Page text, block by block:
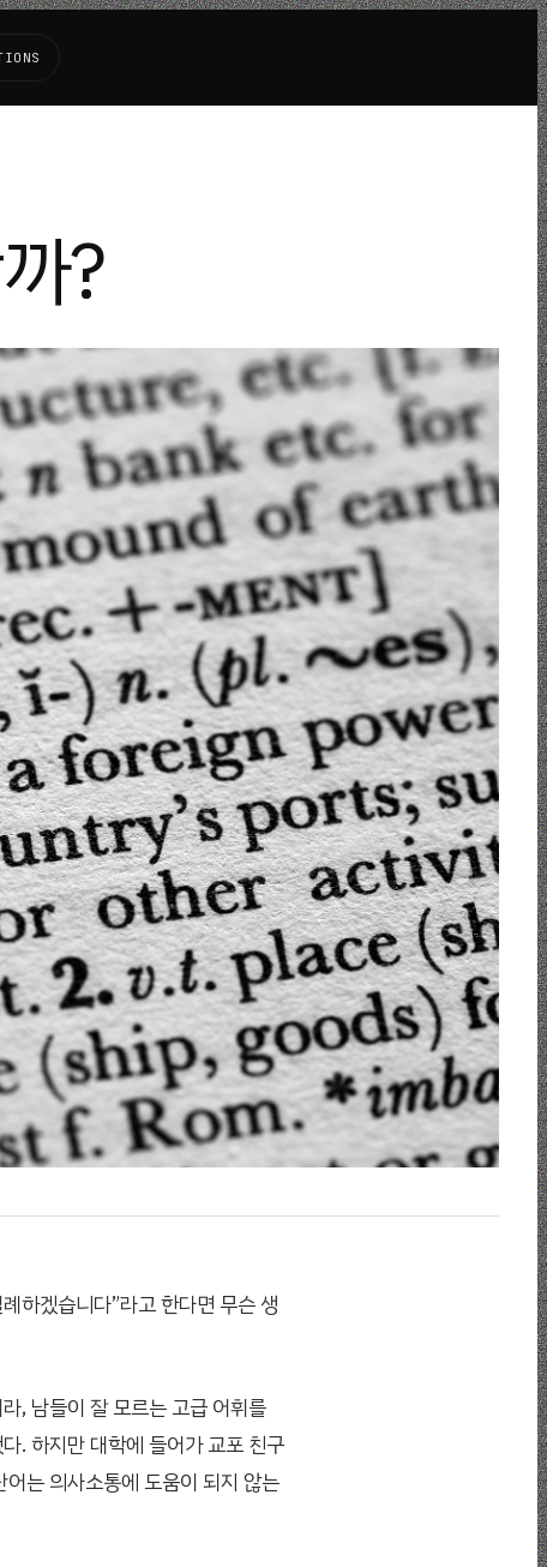
?
하겠습니다”라고 한다면 무슨 생
, 남들이 잘 모르는 고급 어휘를
. 하지만 대학에 들어가 교포 친구
는 의사소통에 도움이 되지 않는